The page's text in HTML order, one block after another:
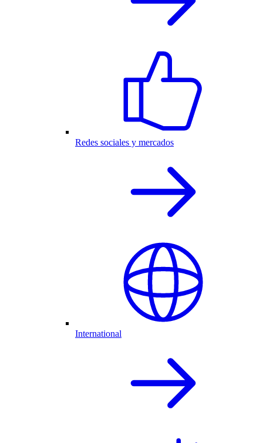
Redes sociales y mercados
International